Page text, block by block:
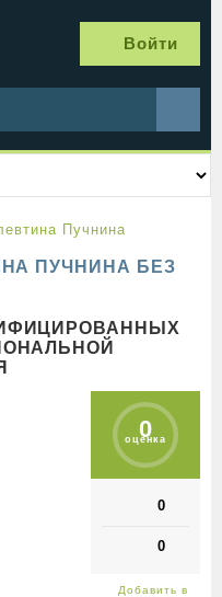
Войти
Пучнина
ПУЧНИНА БЕЗ
0
оценка
0
0